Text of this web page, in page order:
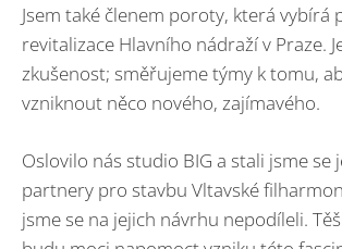
Jsem také členem poroty, která vybírá
revitalizace Hlavního nádraží v Praze.
zkušenost; směřujeme týmy k tomu,
vzniknout něco nového, zajímavého.
Oslovilo nás studio BIG a stali jsme se
partnery pro stavbu Vltavské
jsme se na jejich návrhu nepodíleli.